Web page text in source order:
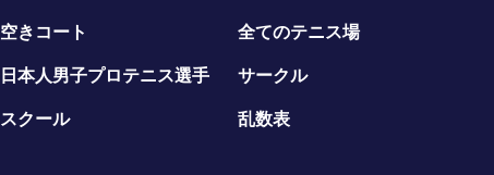
空きコート 全てのテニス場
日本人男子プロテニス選手 サークル
スクール 乱数表